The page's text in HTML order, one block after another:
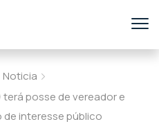
Noticia
posse de vereador e
interesse público